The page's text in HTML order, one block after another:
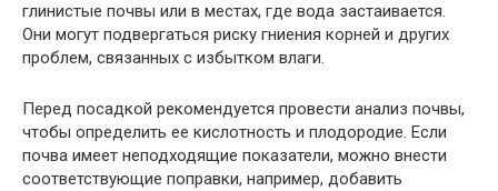
глинистые почвы или в местах, где вода застаивается.
Они могут подвергаться риску гниения корней и других
проблем, связанных с избытком влаги.
Перед посадкой рекомендуется провести анализ почвы,
чтобы определить ее кислотность и плодородие. Если
почва имеет неподходящие показатели, можно внести
соответствующие поправки, например, добавить